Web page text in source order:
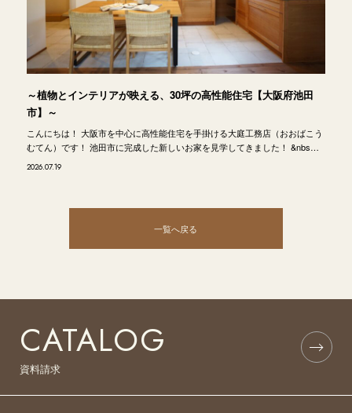
～植物とインテリアが映える、30坪の高性能住宅【大阪府池田
市】～
こんにちは！ 大阪市を中心に高性能住宅を手掛ける大庭工務店（おおばこう
むてん）です！ 池田市に完成した新しいお家を見学してきました！ &nbs…
2026.07.19
一覧へ戻る
CATALOG
資料請求